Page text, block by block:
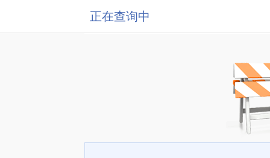
正在查询中